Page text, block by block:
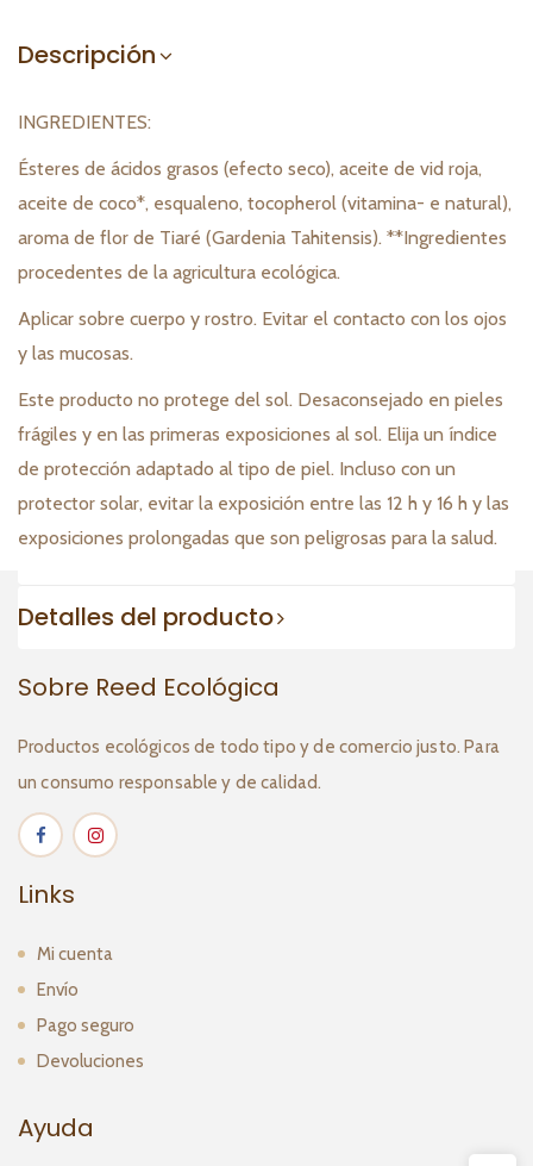
Descripción
INGREDIENTES:
Ésteres de ácidos grasos (efecto seco), aceite de vid roja,
aceite de coco*, esqualeno, tocopherol (vitamina- e natural),
aroma de flor de Tiaré (Gardenia Tahitensis). **Ingredientes
procedentes de la agricultura ecológica.
Aplicar sobre cuerpo y rostro. Evitar el contacto con los ojos
y las mucosas.
Este producto no protege del sol. Desaconsejado en pieles
frágiles y en las primeras exposiciones al sol. Elija un índice
de protección adaptado al tipo de piel. Incluso con un
protector solar, evitar la exposición entre las 12 h y 16 h y las
exposiciones prolongadas que son peligrosas para la salud.
Detalles del producto
Sobre Reed Ecológica
Productos ecológicos de todo tipo y de comercio justo. Para
un consumo responsable y de calidad.
Links
Mi cuenta
Envío
Pago seguro
Devoluciones
Ayuda